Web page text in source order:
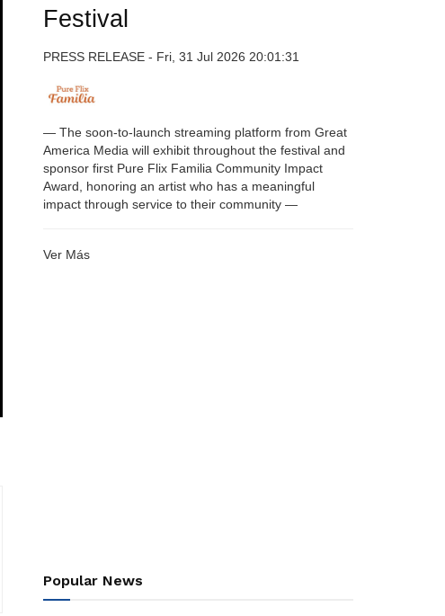
Festival
PRESS RELEASE - Fri, 31 Jul 2026 20:01:31
— The soon-to-launch streaming platform from Great
America Media will exhibit throughout the festival and
sponsor first Pure Flix Familia Community Impact
Award, honoring an artist who has a meaningful
impact through service to their community —
Ver Más
Popular News